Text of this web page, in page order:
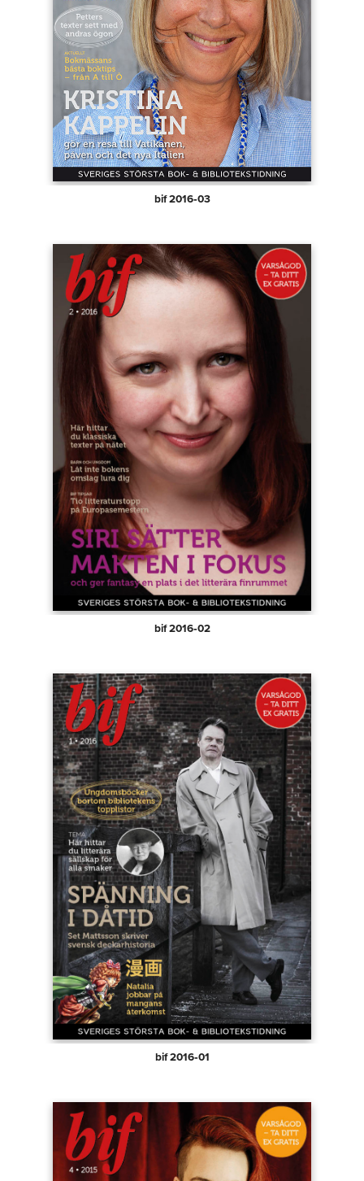
bif 2016‑03
bif 2016‑02
bif 2016‑01